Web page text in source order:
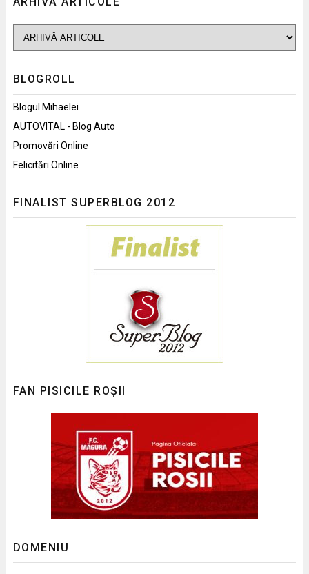
BLOGROLL
Blogul Mihaelei
AUTOVITAL - Blog Auto
Promovări Online
Felicitări Online
FINALIST SUPERBLOG 2012
FAN PISICILE ROȘII
DOMENIU